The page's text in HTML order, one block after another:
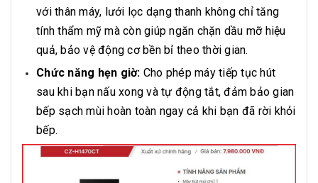
với thân máy, lưới lọc dạng thanh không chỉ tăng
tính thẩm mỹ mà còn giúp ngăn chặn dầu mỡ hiệu
quả, bảo vệ động cơ bền bỉ theo thời gian.
Chức năng hẹn giờ: Cho phép máy tiếp tục hút
sau khi bạn nấu xong và tự động tắt, đảm bảo gian
bếp sạch mùi hoàn toàn ngay cả khi bạn đã rời khỏi
bếp.